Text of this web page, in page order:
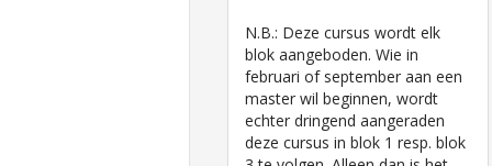
N.B.: Deze cursus wordt elk
blok aangeboden. Wie in
februari of september aan een
master wil beginnen, wordt
echter dringend aangeraden
deze cursus in blok 1 resp. blok